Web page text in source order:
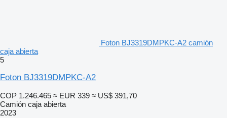
Foton BJ3319DMPKC-A2 camión
caja abierta
5
Foton BJ3319DMPKC-A2
COP 1.246.465 ≈ EUR 339 ≈ US$ 391,70
Camión caja abierta
2023